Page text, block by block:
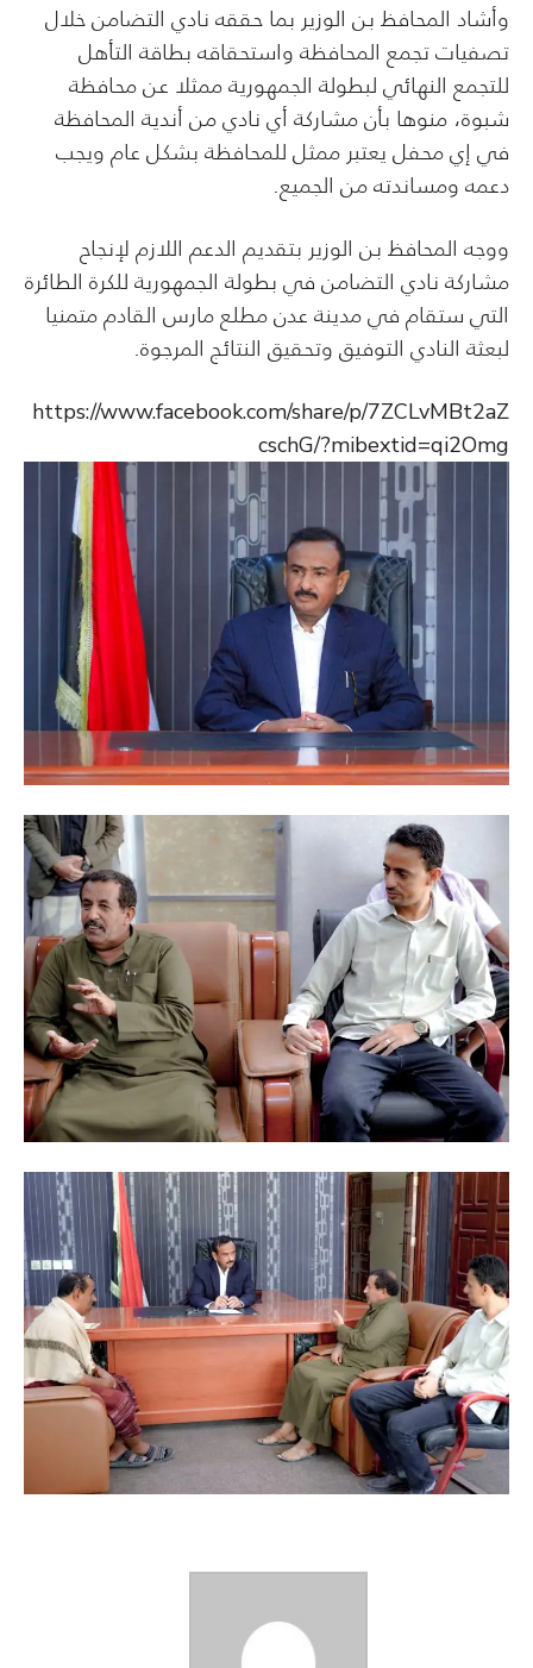
وأشاد المحافظ بن الوزير بما حققه نادي التضامن خلال
تصفيات تجمع المحافظة واستحقاقه بطاقة التأهل
للتجمع النهائي لبطولة الجمهورية ممثلا عن محافظة
شبوة، منوها بأن مشاركة أي نادي من أندية المحافظة
في إي محفل يعتبر ممثل للمحافظة بشكل عام ويجب
دعمه ومساندته من الجميع.
ووجه المحافظ بن الوزير بتقديم الدعم اللازم لإنجاح
مشاركة نادي التضامن في بطولة الجمهورية للكرة الطائرة
التي ستقام في مدينة عدن مطلع مارس القادم متمنيا
لبعثة النادي التوفيق وتحقيق النتائج المرجوة.
https://www.facebook.com/share/p/7ZCLvMBt2aZ
cschG/?mibextid=qi2Omg